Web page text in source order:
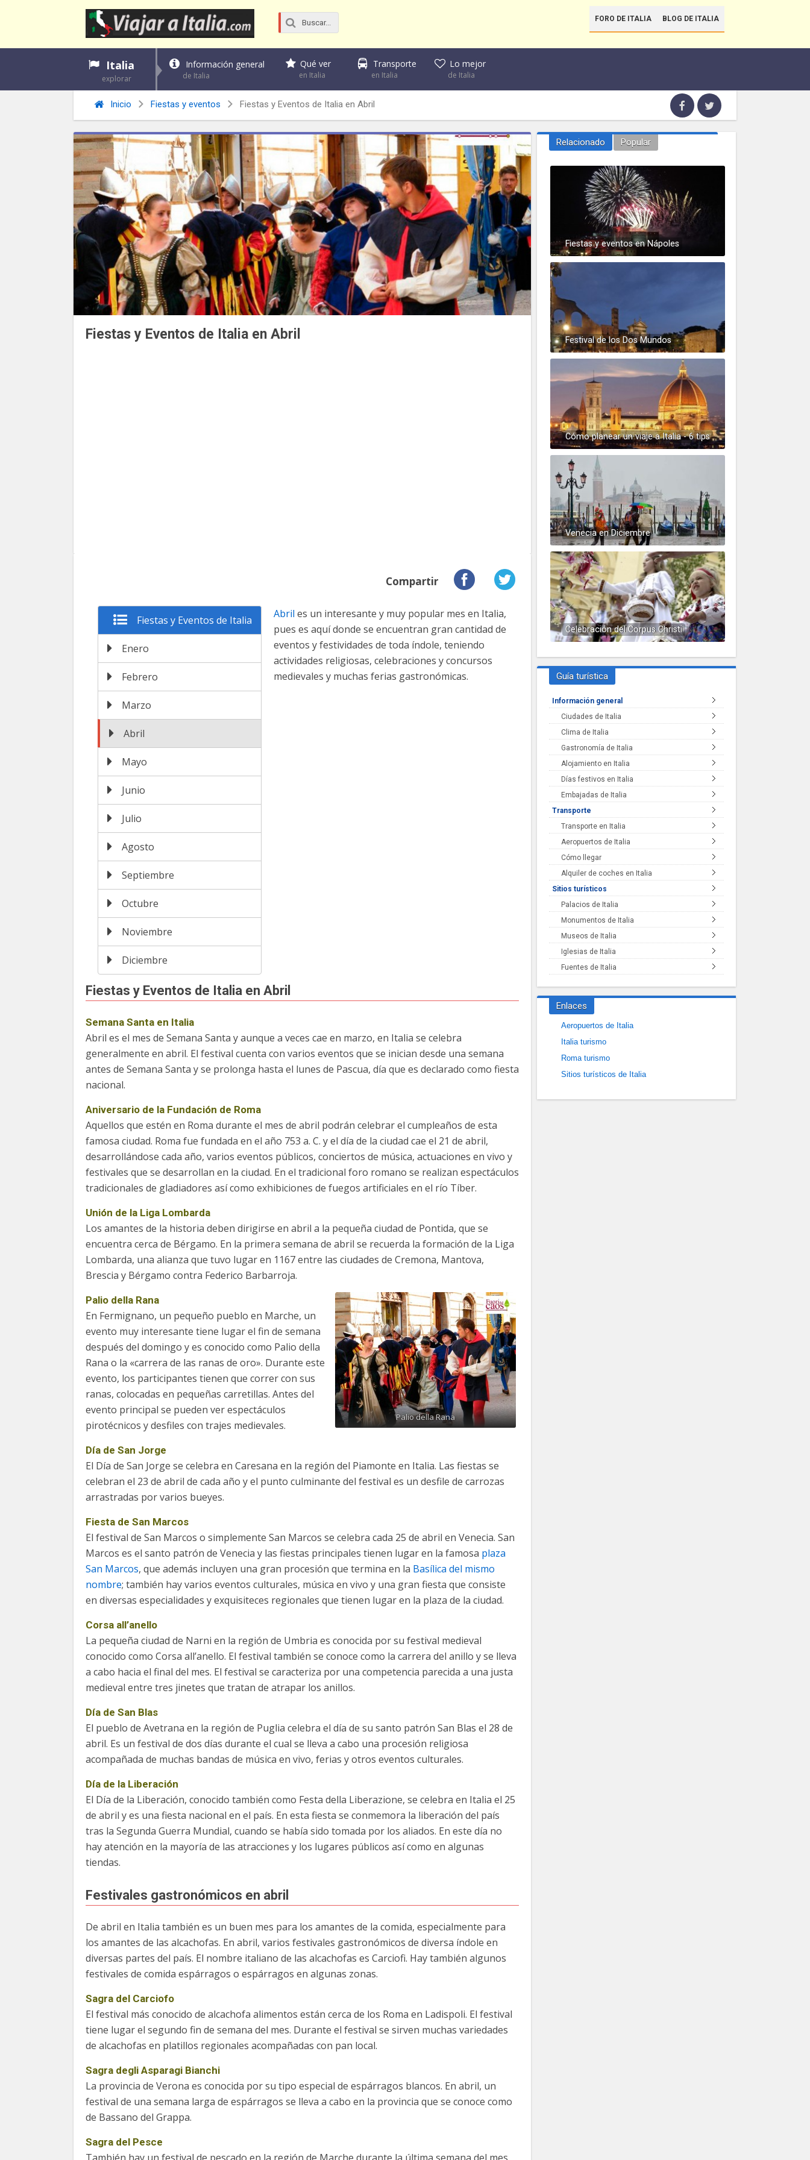
FORO DE ITALIA BLOG DE ITALIA
Italia
explorar
Información general
de Italia
Qué ver
en Italia
Transporte
en Italia
Lo mejor
de Italia
Inicio Fiestas y eventos Fiestas y Eventos de Italia en Abril
Fiestas y Eventos de Italia en Abril
Compartir
Fiestas y Eventos de Italia
Enero
Febrero
Marzo
Abril
Mayo
Junio
Julio
Agosto
Septiembre
Octubre
Noviembre
Diciembre
Abril es un interesante y muy popular mes en Italia,
pues es aquí donde se encuentran gran cantidad de
eventos y festividades de toda índole, teniendo
actividades religiosas, celebraciones y concursos
medievales y muchas ferias gastronómicas.
Fiestas y Eventos de Italia en Abril
Semana Santa en Italia
Abril es el mes de Semana Santa y aunque a veces cae en marzo, en Italia se celebra
generalmente en abril. El festival cuenta con varios eventos que se inician desde una semana
antes de Semana Santa y se prolonga hasta el lunes de Pascua, día que es declarado como fiesta
nacional.
Aniversario de la Fundación de Roma
Aquellos que estén en Roma durante el mes de abril podrán celebrar el cumpleaños de esta
famosa ciudad. Roma fue fundada en el año 753 a. C. y el día de la ciudad cae el 21 de abril,
desarrollándose cada año, varios eventos públicos, conciertos de música, actuaciones en vivo y
festivales que se desarrollan en la ciudad. En el tradicional foro romano se realizan espectáculos
tradicionales de gladiadores así como exhibiciones de fuegos artificiales en el río Tíber.
Unión de la Liga Lombarda
Los amantes de la historia deben dirigirse en abril a la pequeña ciudad de Pontida, que se
encuentra cerca de Bérgamo. En la primera semana de abril se recuerda la formación de la Liga
Lombarda, una alianza que tuvo lugar en 1167 entre las ciudades de Cremona, Mantova,
Brescia y Bérgamo contra Federico Barbarroja.
Palio della Rana
Palio della Rana
En Fermignano, un pequeño pueblo en Marche, un
evento muy interesante tiene lugar el fin de semana
después del domingo y es conocido como Palio della
Rana o la «carrera de las ranas de oro». Durante este
evento, los participantes tienen que correr con sus
ranas, colocadas en pequeñas carretillas. Antes del
evento principal se pueden ver espectáculos
pirotécnicos y desfiles con trajes medievales.
Día de San Jorge
El Día de San Jorge se celebra en Caresana en la región del Piamonte en Italia. Las fiestas se
celebran el 23 de abril de cada año y el punto culminante del festival es un desfile de carrozas
arrastradas por varios bueyes.
Fiesta de San Marcos
El festival de San Marcos o simplemente San Marcos se celebra cada 25 de abril en Venecia. San
Marcos es el santo patrón de Venecia y las fiestas principales tienen lugar en la famosa plaza
San Marcos, que además incluyen una gran procesión que termina en la Basílica del mismo
nombre; también hay varios eventos culturales, música en vivo y una gran fiesta que consiste
en diversas especialidades y exquisiteces regionales que tienen lugar en la plaza de la ciudad.
Corsa all’anello
La pequeña ciudad de Narni en la región de Umbria es conocida por su festival medieval
conocido como Corsa all’anello. El festival también se conoce como la carrera del anillo y se lleva
a cabo hacia el final del mes. El festival se caracteriza por una competencia parecida a una justa
medieval entre tres jinetes que tratan de atrapar los anillos.
Día de San Blas
El pueblo de Avetrana en la región de Puglia celebra el día de su santo patrón San Blas el 28 de
abril. Es un festival de dos días durante el cual se lleva a cabo una procesión religiosa
acompañada de muchas bandas de música en vivo, ferias y otros eventos culturales.
Día de la Liberación
El Día de la Liberación, conocido también como Festa della Liberazione, se celebra en Italia el 25
de abril y es una fiesta nacional en el país. En esta fiesta se conmemora la liberación del país
tras la Segunda Guerra Mundial, cuando se había sido tomada por los aliados. En este día no
hay atención en la mayoría de las atracciones y los lugares públicos así como en algunas
tiendas.
Festivales gastronómicos en abril
De abril en Italia también es un buen mes para los amantes de la comida, especialmente para
los amantes de las alcachofas. En abril, varios festivales gastronómicos de diversa índole en
diversas partes del país. El nombre italiano de las alcachofas es Carciofi. Hay también algunos
festivales de comida espárragos o espárragos en algunas zonas.
Sagra del Carciofo
El festival más conocido de alcachofa alimentos están cerca de los Roma en Ladispoli. El festival
tiene lugar el segundo fin de semana del mes. Durante el festival se sirven muchas variedades
de alcachofas en platillos regionales acompañadas con pan local.
Sagra degli Asparagi Bianchi
La provincia de Verona es conocida por su tipo especial de espárragos blancos. En abril, un
festival de una semana larga de espárragos se lleva a cabo en la provincia que se conoce como
de Bassano del Grappa.
Sagra del Pesce
Relacionado Popular
Fiestas y eventos en Nápoles
Festival de los Dos Mundos
Cómo planear un viaje a Italia - 6 tips
Venecia en Diciembre
Celebración del Corpus Christi
Guía turística
Información general
Ciudades de Italia
Clima de Italia
Gastronomía de Italia
Alojamiento en Italia
Días festivos en Italia
Embajadas de Italia
Transporte
Transporte en Italia
Aeropuertos de Italia
Cómo llegar
Alquiler de coches en Italia
Sitios turísticos
Palacios de Italia
Monumentos de Italia
Museos de Italia
Iglesias de Italia
Fuentes de Italia
Enlaces
Aeropuertos de Italia
Italia turismo
Roma turismo
Sitios turísticos de Italia